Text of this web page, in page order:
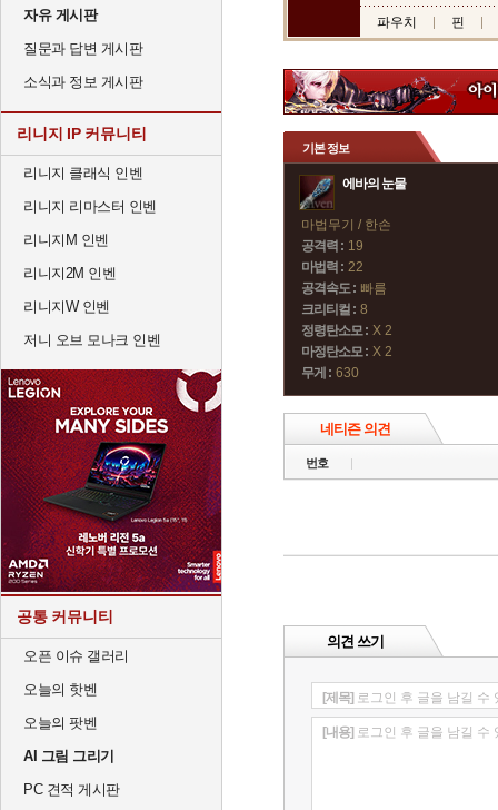
자유 게시판
질문과 답변 게시판
소식과 정보 게시판
리니지 IP 커뮤니티
리니지 클래식 인벤
리니지 리마스터 인벤
리니지M 인벤
리니지2M 인벤
리니지W 인벤
저니 오브 모나크 인벤
공통 커뮤니티
오픈 이슈 갤러리
오늘의 핫벤
오늘의 팟벤
AI 그림 그리기
PC 견적 게시판
파우치
핀
기본 정보
에바의 눈물
마법무기 / 한손
공격력 : 19
마법력 : 22
공격속도 : 빠름
크리티컬 : 8
정령탄소모 : X 2
마정탄소모 : X 2
무게 : 630
네티즌 의견
번호
의견 쓰기
[제목] 로그인 후 글을 남길 수
[내용] 로그인 후 글을 남길 수